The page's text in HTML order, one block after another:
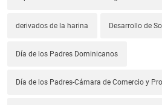
derivados de la harina Desarrollo de
Día de los Padres Dominicanos
Día de los Padres-Cámara de Comercio y